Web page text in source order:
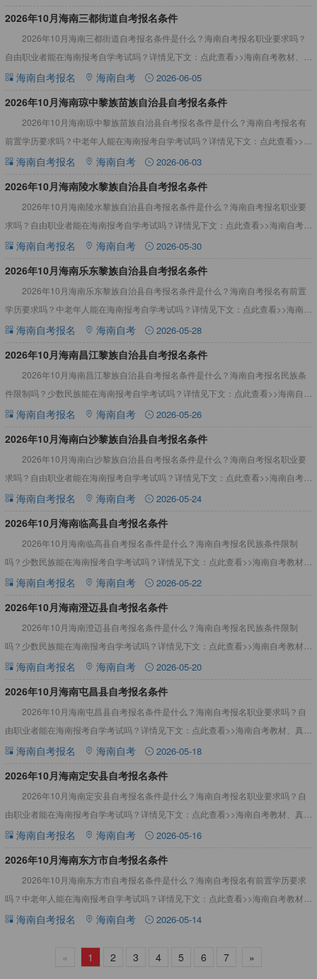
2026年10月海南三都街道自考报名条件
2026年10月海南三都街道自考报名条件是什么？海南自考报名职业要求吗？
自由职业者能在海南报考自学考试吗？详情见下文：点此查看>>海南自考教材、真
题资料2026年10月海南三都街道自考报名条件根据海南
海南自考报名 海南自考 2026-06-05
2026年10月海南琼中黎族苗族自治县自考报名条件
2026年10月海南琼中黎族苗族自治县自考报名条件是什么？海南自考报名有
前置学历要求吗？中老年人能在海南报考自学考试吗？详情见下文：点此查看>>海
南自考教材、真题资料2026年10月海南琼中黎族苗族自
海南自考报名 海南自考 2026-06-03
2026年10月海南陵水黎族自治县自考报名条件
2026年10月海南陵水黎族自治县自考报名条件是什么？海南自考报名职业要
求吗？自由职业者能在海南报考自学考试吗？详情见下文：点此查看>>海南自考教
材、真题资料2026年10月海南陵水黎族自治县自考报名
海南自考报名 海南自考 2026-05-30
2026年10月海南乐东黎族自治县自考报名条件
2026年10月海南乐东黎族自治县自考报名条件是什么？海南自考报名有前置
学历要求吗？中老年人能在海南报考自学考试吗？详情见下文：点此查看>>海南自
考教材、真题资料2026年10月海南乐东黎族自治县自考
海南自考报名 海南自考 2026-05-28
2026年10月海南昌江黎族自治县自考报名条件
2026年10月海南昌江黎族自治县自考报名条件是什么？海南自考报名民族条
件限制吗？少数民族能在海南报考自学考试吗？详情见下文：点此查看>>海南自考
教材、真题资料2026年10月海南昌江黎族自治县自考报
海南自考报名 海南自考 2026-05-26
2026年10月海南白沙黎族自治县自考报名条件
2026年10月海南白沙黎族自治县自考报名条件是什么？海南自考报名职业要
求吗？自由职业者能在海南报考自学考试吗？详情见下文：点此查看>>海南自考教
材、真题资料2026年10月海南白沙黎族自治县自考报名
海南自考报名 海南自考 2026-05-24
2026年10月海南临高县自考报名条件
2026年10月海南临高县自考报名条件是什么？海南自考报名民族条件限制
吗？少数民族能在海南报考自学考试吗？详情见下文：点此查看>>海南自考教材、
真题资料2026年10月海南临高县自考报名条件根据海南省
海南自考报名 海南自考 2026-05-22
2026年10月海南澄迈县自考报名条件
2026年10月海南澄迈县自考报名条件是什么？海南自考报名民族条件限制
吗？少数民族能在海南报考自学考试吗？详情见下文：点此查看>>海南自考教材、
真题资料2026年10月海南澄迈县自考报名条件根据海南省
海南自考报名 海南自考 2026-05-20
2026年10月海南屯昌县自考报名条件
2026年10月海南屯昌县自考报名条件是什么？海南自考报名职业要求吗？自
由职业者能在海南报考自学考试吗？详情见下文：点此查看>>海南自考教材、真题
资料2026年10月海南屯昌县自考报名条件根据海南省考
海南自考报名 海南自考 2026-05-18
2026年10月海南定安县自考报名条件
2026年10月海南定安县自考报名条件是什么？海南自考报名职业要求吗？自
由职业者能在海南报考自学考试吗？详情见下文：点此查看>>海南自考教材、真题
资料2026年10月海南定安县自考报名条件根据海南省考
海南自考报名 海南自考 2026-05-16
2026年10月海南东方市自考报名条件
2026年10月海南东方市自考报名条件是什么？海南自考报名有前置学历要求
吗？中老年人能在海南报考自学考试吗？详情见下文：点此查看>>海南自考教材、
真题资料2026年10月海南东方市自考报名条件根据海南
海南自考报名 海南自考 2026-05-14
« 1 2 3 4 5 6 7 »